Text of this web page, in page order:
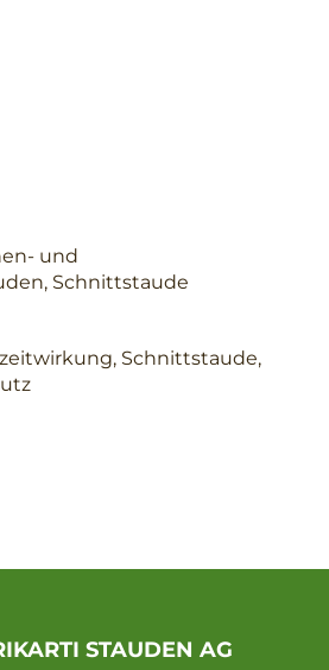
und
Schnittstaude
Schnittstaude,
STAUDEN AG